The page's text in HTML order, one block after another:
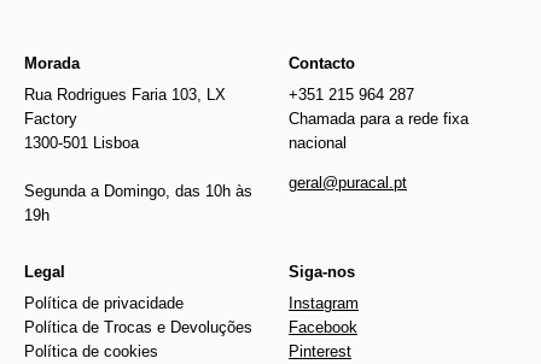
Morada
Rua Rodrigues Faria 103, LX
Factory
1300-501 Lisboa
Segunda a Domingo, das 10h às
19h
Contacto
+351 215 964 287
Chamada para a rede fixa
nacional
geral@puracal.pt
Legal
Política de privacidade
Política de Trocas e Devoluções
Política de cookies
Siga-nos
Instagram
Facebook
Pinterest